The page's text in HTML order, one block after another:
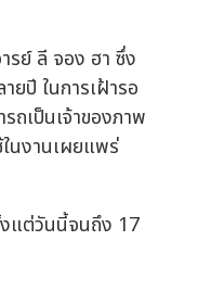
รย์ ลี จอง ฮา ซึ่ง
ยปี ในการเฝ้ารอ
ถเป็นเจ้าของภาพ
นงานเผยแพร่
งแต่วันนี้จนถึง 17